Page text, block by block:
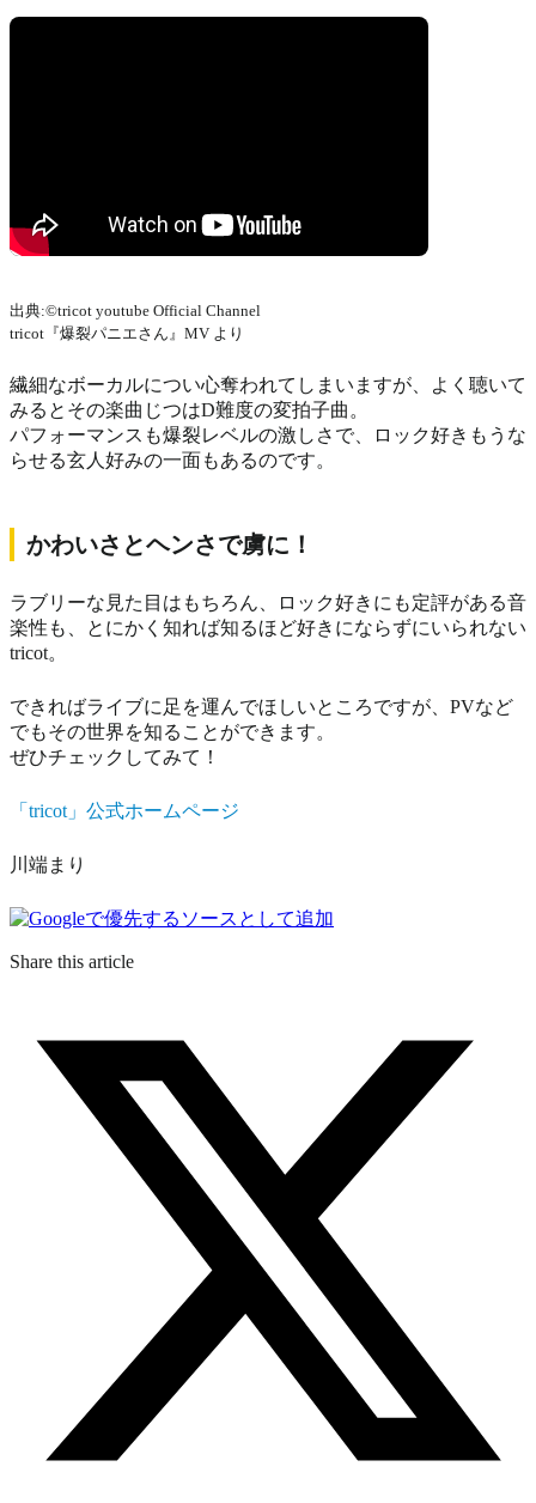
出典:©tricot youtube Official Channel
tricot『爆裂パニエさん』MV より
繊細なボーカルについ心奪われてしまいますが、よく聴いて
みるとその楽曲じつはD難度の変拍子曲。
パフォーマンスも爆裂レベルの激しさで、ロック好きもうな
らせる玄人好みの一面もあるのです。
かわいさとヘンさで虜に！
ラブリーな見た目はもちろん、ロック好きにも定評がある音
楽性も、とにかく知れば知るほど好きにならずにいられない
tricot。
できればライブに足を運んでほしいところですが、PVなど
でもその世界を知ることができます。
ぜひチェックしてみて！
「tricot」公式ホームページ
川端まり
Share this article